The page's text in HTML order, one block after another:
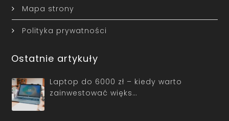
Mapa strony
Polityka prywatności
Ostatnie artykuły
Laptop do 6000 zł – kiedy warto
zainwestować więks…